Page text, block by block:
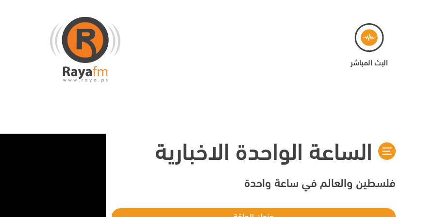
البث المباشر
الساعة الواحدة الاخبارية
فلسطين والعالم في ساعة واحدة